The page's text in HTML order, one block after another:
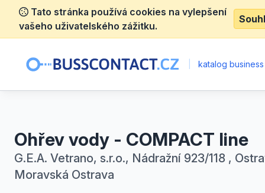
Tato stránka používá cookies na vylepšení
vašeho uživatelského zážitku.
katalog
Ohřev vody - COMPACT line
G.E.A. Vetrano, s.r.o., Nádražní 923/118 ,
Moravská Ostrava